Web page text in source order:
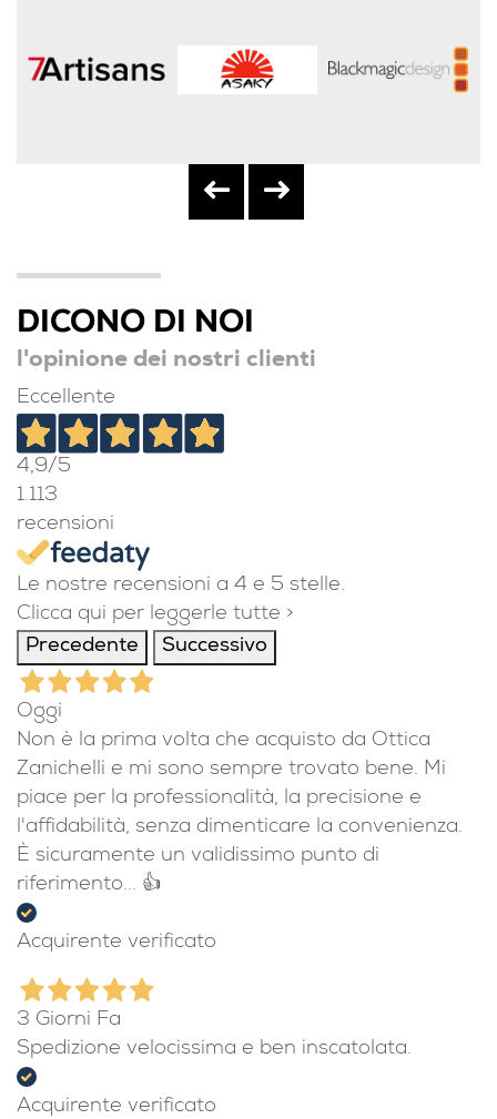
DICONO DI NOI
l'opinione dei nostri clienti
Eccellente
4,9/5
1.113
recensioni
Le nostre recensioni a 4 e 5 stelle.
Clicca qui per leggerle tutte >
Precedente
Successivo
Oggi
Non è la prima volta che acquisto da Ottica
Zanichelli e mi sono sempre trovato bene. Mi
piace per la professionalità, la precisione e
l'affidabilità, senza dimenticare la convenienza.
È sicuramente un validissimo punto di
riferimento... 👍
Acquirente verificato
3 Giorni Fa
Spedizione velocissima e ben inscatolata.
Acquirente verificato